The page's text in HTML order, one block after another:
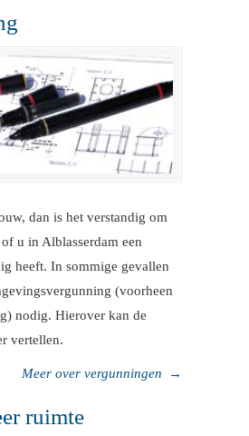
dan is het verstandig om
u in Alblasserdam een
heeft. In sommige gevallen
(voorheen
nodig. Hierover kan de
vertellen.
Meer over vergunningen →
ruimte